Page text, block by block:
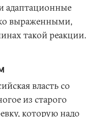
адаптационные
выраженными,
такой реакции.
власть со
из старого
которую надо